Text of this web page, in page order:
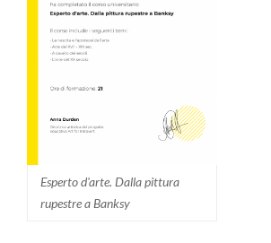
Esperto d'arte. Dalla pittura
rupestre a Banksy